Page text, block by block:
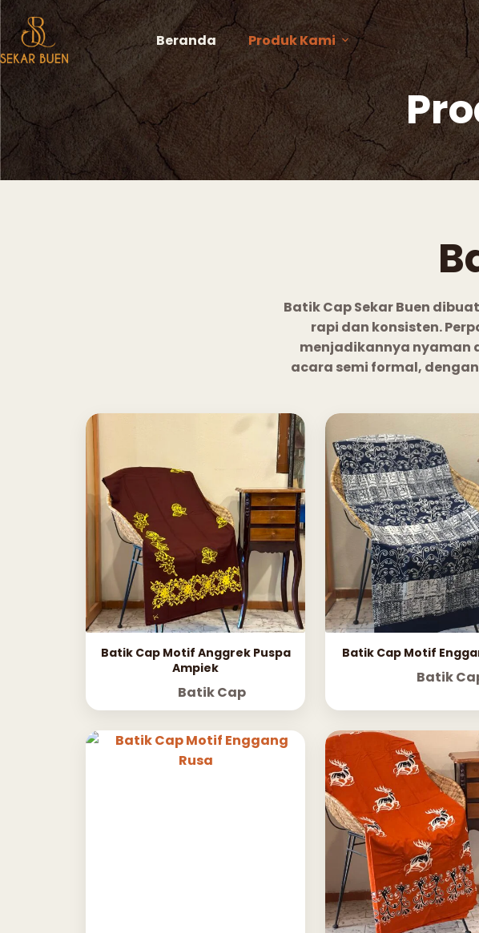
Beranda Produk Kami
Batik Cap Sekar Buen
rapi dan konsisten.
menjadikannya nyaman
acara semi formal,
Batik Cap Motif Anggrek Puspa
Ampiek
Batik Cap
Batik Cap Motif
Batik